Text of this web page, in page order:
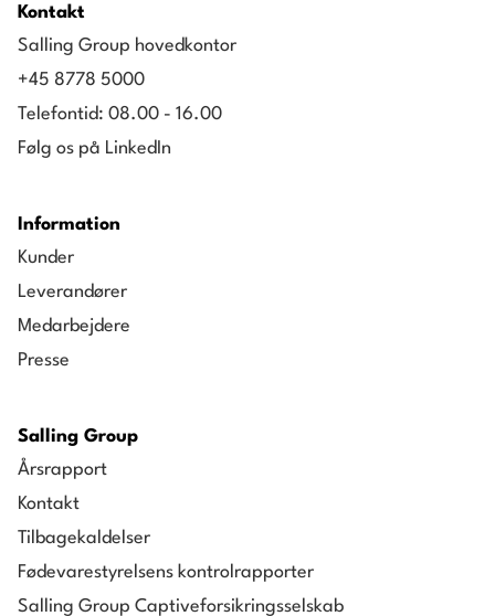
Kontakt
Salling Group hovedkontor
+45 8778 5000
Telefontid: 08.00 - 16.00
Følg os på LinkedIn
Information
Kunder
Leverandører
Medarbejdere
Presse
Salling Group
Årsrapport
Kontakt
Tilbagekaldelser
Fødevarestyrelsens kontrolrapporter
Salling Group Captiveforsikringsselskab